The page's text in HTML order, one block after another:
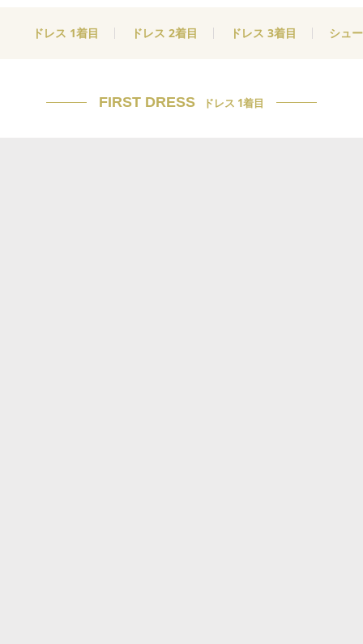
ドレス 1着目 ドレス 2着目 ドレス 3着目 シュ
FIRST DRESS ドレス 1着目